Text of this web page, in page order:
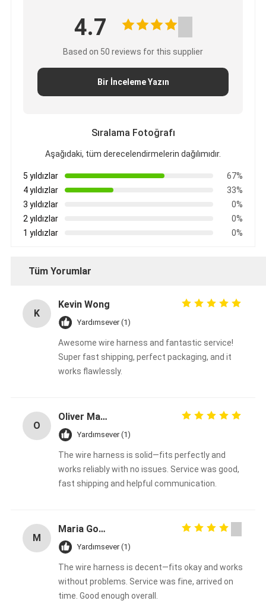
4.7
Based on 50 reviews for this supplier
Bir İnceleme Yazın
Sıralama Fotoğrafı
Aşağıdaki, tüm derecelendirmelerin dağılımıdır.
5 yıldızlar
67%
4 yıldızlar
33%
3 yıldızlar
0%
2 yıldızlar
0%
1 yıldızlar
0%
Tüm Yorumlar
K
Kevin Wong
Yardımsever (1)
Awesome wire harness and fantastic service!
Super fast shipping, perfect packaging, and it
works flawlessly.
O
Oliver Martinez
Yardımsever (1)
The wire harness is solid—fits perfectly and
works reliably with no issues. Service was good,
fast shipping and helpful communication.
M
Maria Gonzalez
Yardımsever (1)
The wire harness is decent—fits okay and works
without problems. Service was fine, arrived on
time. Good enough overall.